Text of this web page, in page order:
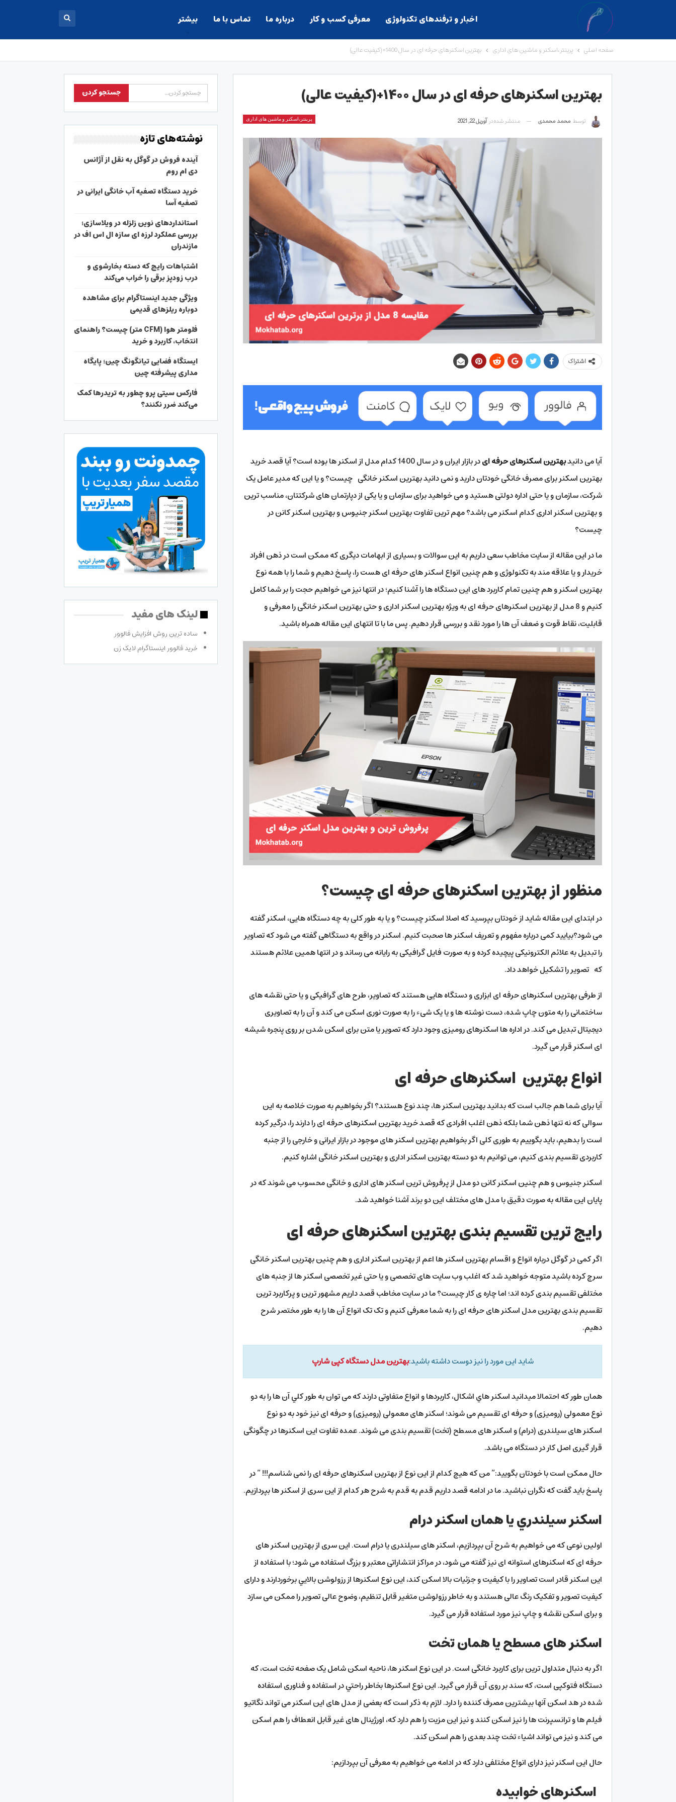
اخبار و ترفندهای تکنولوژی معرفی کسب و کار درباره ما تماس با ما بیشتر
صفحه اصلی پرینتر،اسکنر و ماشین های اداری بهترین اسکنرهای حرفه ای در سال 1400+(کیفیت عالی)
بهترین اسکنرهای حرفه ای در سال ۱۴۰۰+(کیفیت عالی)
پرینتر،اسکنر و ماشین های اداری توسط محمد محمدی منتشر شده در آوریل 22, 2021
اشتراک
آیا می دانیدبهترین اسکنرهای حرفه ای
در بازار ایران و در سال 1400 کدام مدل از اسکنر ها بوده است؟ آیا قصد خرید
بهترین اسکنر برای مصرف خانگی خودتان دارید و نمی دانید بهترین اسکنر خانگی چیست؟ و یا این که مدیر عامل یک
شرکت، سازمان و یا حتی اداره دولتی هستید و می خواهید برای سازمان و یا یکی از دپارتمان های شرکتتان، مناسب ترین
و بهترین اسکنر اداری کدام اسکنر می باشد؟ مهم ترین تفاوت بهترین اسکنر جنیوس و بهترین اسکنر کانن در
چیست؟
ما در این مقاله از سایت مخاطب سعی داریم به این سوالات و بسیاری از ابهامات دیگری که ممکن است در ذهن افراد
خریدار و یا علاقه مند به تکنولوژی و هم چنین انواع اسکنر های حرفه ای هست را، پاسخ دهیم و شما را با همه نوع
بهترین اسکنر و هم چنین تمام کاربرد های این دستگاه ها را آشنا کنیم؛ در انتها نیز می خواهیم حجت را بر شما کامل
کنیم و 8 مدل از بهترین اسکنرهای حرفه ای به ویژه بهترین اسکنر اداری و حتی بهترین اسکنر خانگی را معرفی و
قابلیت، نقاط قوت و ضعف آن ها را مورد نقد و بررسی قرار دهیم. پس ما با تا انتهای این مقاله همراه باشید.
منظور از بهترین اسکنرهای حرفه ای چیست؟
در ابتدای این مقاله شاید از خودتان بپرسید که اصلا اسکنر چیست؟ و یا به طور کلی به چه دستگاه هایی، اسکنر گفته
می شود؟بیایید کمی درباره مفهوم و تعریف اسکنر ها صحبت کنیم. اسکنر در واقع به دستگاهی گفته می شود که تصاویر
را تبدیل به علائم الکترونیکی پیچیده کرده و به صورت فایل گرافیکی به رایانه می رساند و در انتها همین علائم هستند
که تصویر را تشکیل خواهد داد.
از طرفی بهترین اسکنرهای حرفه ای ابزاری و دستگاه هایی هستند که تصاویر، طرح های گرافیکی و یا حتی نقشه های
ساختمانی را به متون چاپ شده، دست نوشته ها و یا یک شیء را به صورت نوری اسکن می کند و آن را به تصاویری
دیجیتال تبدیل می کند. در اداره ها اسکنرهای رومیزی وجود دارد که تصویر یا متن برای اسکن شدن بر روی پنجره شیشه
ای اسکنر قرار می گیرد.
انواع بهترین اسکنرهای حرفه ای
آیا برای شما هم جالب است که بدانید بهترین اسکنر ها، چند نوع هستند؟ اگر بخواهیم به صورت خلاصه به این
سوالی که نه تنها ذهن شما بلکه ذهن اغلب افرادی که قصد خرید بهترین اسکنرهای حرفه ای را دارند را، درگیر کرده
است را بدهیم، باید بگوییم به طوری کلی اگر بخواهیم بهترین اسکنر های موجود در بازار ایرانی و خارجی را از جنبه
کاربردی تقسیم بندی کنیم، می توانیم به دو دسته بهترین اسکنر اداری و بهترین اسکنر خانگی اشاره کنیم.
اسکنر جنیوس و هم چنین اسکنر کانن دو مدل از پرفروش ترین اسکنر های اداری و خانگی محسوب می شوند که در
پایان این مقاله به صورت دقیق با مدل های مختلف این دو برند آشنا خواهید شد.
رایج ترین تقسیم بندی بهترین اسکنرهای حرفه ای
اگر کمی در گوگل درباره انواع و اقسام بهترین اسکنر ها اعم از بهترین اسکنر اداری و هم چنین بهترین اسکنر خانگی
سرچ کرده باشید متوجه خواهید شد که اغلب وب سایت های تخصصی و یا حتی غیر تخصصی اسکنر ها از جنبه های
مختلفی تقسیم بندی کرده اند؛ اما چاره ی کار چیست؟ ما در سایت مخاطب قصد داریم مشهور ترین و پرکاربرد ترین
تقسیم بندی بهترین مدل اسکنر های حرفه ای را به شما معرفی کنیم و تک تک انواع آن ها را به طور مختصر شرح
دهیم.
شاید این مورد را نیز دوست داشته باشید:بهترین مدل دستگاه کپی شارپ
همان طور که احتمالا میدانید اسكنر هاي اشکال، کاربردها و انواع متفاوتی دارند که می توان به طور کلي آن ها را به دو
نوع معمولی (رومیزی) و حرفه ای تقسیم می شوند؛ اسکنر های معمولی (رومیزی) و حرفه ای نیز خود به دو نوع
اسکنر های سیلندری (درام) و اسکنر های مسطح (تخت) تقسیم بندی می شوند. عمده تفاوت این اسکنرها در چگونگی
قرار گیری اصل کار در دستگاه می باشد.
حال ممکن است با خودتان بگویید:” من که هیچ کدام از این نوع از بهترین اسکنرهای حرفه ای را نمی شناسم!!! ” در
پاسخ باید گفت که نگران نباشید. ما در ادامه قصد داریم قدم به قدم به شرح هر کدام از این سری از اسکنر ها بپردازیم.
اسکنر سیلندري یا همان اسکنر درام
اولین نوعی که می خواهیم به شرح آن بپردازیم،‌ اسکنر های سیلندری یا درام است. این سری از بهترین اسکنر های
حرفه ای که اسکنرهای استوانه ای نیز گفته می شود، در مراکز انتشاراتی معتبر و بزرگ استفاده می شود؛ با استفاده از
این اسکنر قادر است تصاویر را با کیفیت و جزئیات بالا اسکن کند، این نوع اسکنرها از رزولوشن بالايي برخوردارند و دارای
کیفیت تصویر و تفکیک رنگ عالی هستند و به خاطر رزولوشن متغیر قابل تنظیم، وضوح عالی تصویر را ممکن می سازد
و برای اسکن نقشه و چاپ نیز مورد استفاده قرار می گیرد.
اسکنر های مسطح یا همان تخت
اگر به دنبال متداول ترین برای کاربرد خانگی است. در این نوع اسکنر ها، ناحيه اسکن شامل یک صفحه تخت است، که
دستگاه فتوکپی است، که سند بر روی آن قرار می گیرد. این نوع اسکنرها بخاطر راحتي در استفاده و فناوری استفاده
شده در هد اسکن آنها بیشترین مصرف کننده را دارد. لازم به ذکر است که بعضی از مدل های این اسکنر می تواند نگاتیو
فیلم ها و ترانسپرنت ها را نیز اسکن کنند و نیز این مزیت را هم دارد که، اورژینال های غیر قابل انعطاف را هم اسکن
می کند و نیز می تواند اشیاء تخت چند بعدی را هم اسکن کند.
حال این اسکنر نیز دارای انواع مختلفی دارد که در ادامه می خواهیم به معرفی آن بپردازیم:
اسکنرهای خوابیده
نوشته‌های تازه
آینده فروش در گوگل به نقل از آژانس
دی ام روم
خرید دستگاه تصفیه آب خانگی ایرانی در
تصفیه آسا
استانداردهای نوین زلزله در ویلاسازی؛
بررسی عملکرد لرزه ای سازه ال اس اف در
مازندران
اشتباهات رایج که دسته بخارشوی و
درب زودپز برقی را خراب می‌کند
ویژگی جدید اینستاگرام برای مشاهده
دوباره ریلزهای قدیمی
فلومتر هوا (CFM متر) چیست؟ راهنمای
انتخاب، کاربرد و خرید
ایستگاه فضایی تیانگونگ چین؛ پایگاه
مداری پیشرفته چین
فارکس سیتی پرو چطور به تریدرها کمک
می‌کند ضرر نکنند؟
لینک های مفید
ساده ترین روش افزایش فالوور
خرید فالوور اینستاگرام لایک زن